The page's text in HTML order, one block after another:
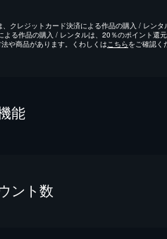
クレジットカード決済による作品の購入 / レンタ
る作品の購入 / レンタルは、20％のポイント還元
や商品があります。くわしくはこちらをご確認く
能
ント数